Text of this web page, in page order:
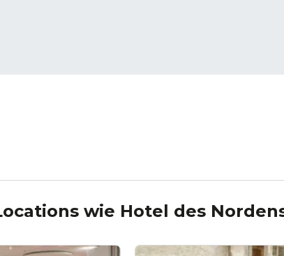
wie Hotel des